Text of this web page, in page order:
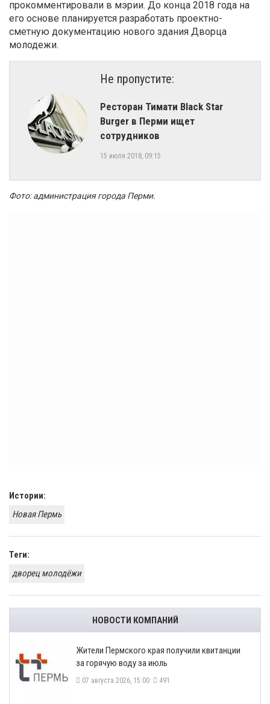
прокомментировали в мэрии. До конца 2018 года на
его основе планируется разработать проектно-
сметную документацию нового здания Дворца
молодежи.
Не пропустите:
Ресторан Тимати Black Star
Burger в Перми ищет
сотрудников
15 июля 2018, 09:15
Фото: администрация города Перми.
Истории:
Новая Пермь
Теги:
дворец молодёжи
НОВОСТИ КОМПАНИЙ
​Жители Пермского края получили квитанции
за горячую воду за июль
07 августа 2026, 15:00 491